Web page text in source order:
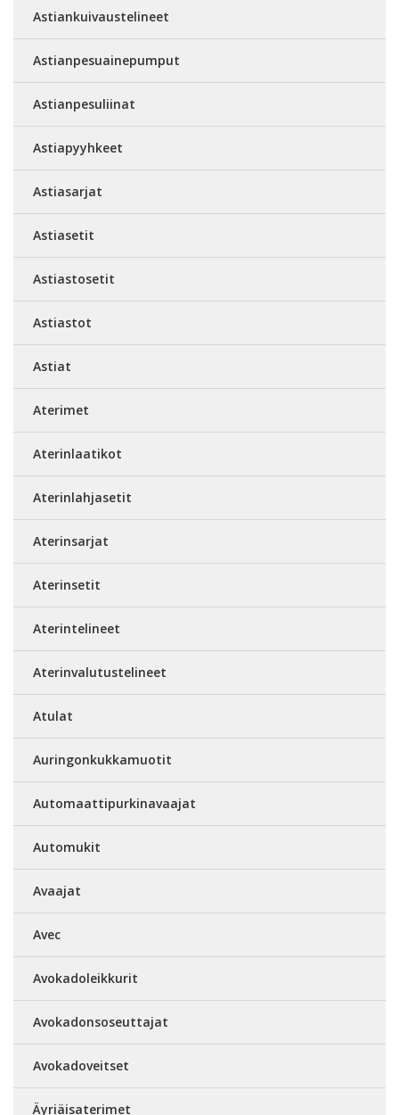
Astiankuivaustelineet
Astianpesuainepumput
Astianpesuliinat
Astiapyyhkeet
Astiasarjat
Astiasetit
Astiastosetit
Astiastot
Astiat
Aterimet
Aterinlaatikot
Aterinlahjasetit
Aterinsarjat
Aterinsetit
Aterintelineet
Aterinvalutustelineet
Atulat
Auringonkukkamuotit
Automaattipurkinavaajat
Automukit
Avaajat
Avec
Avokadoleikkurit
Avokadonsoseuttajat
Avokadoveitset
Äyriäisaterimet